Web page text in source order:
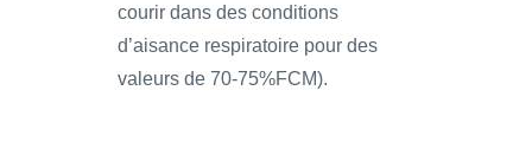
courir dans des conditions
d’aisance respiratoire pour des
valeurs de 70-75%FCM).